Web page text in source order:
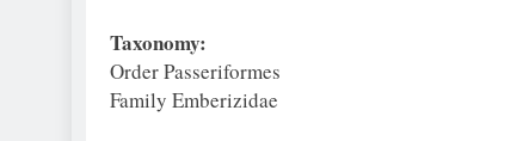
Taxonomy:
Order Passeriformes
Family Emberizidae